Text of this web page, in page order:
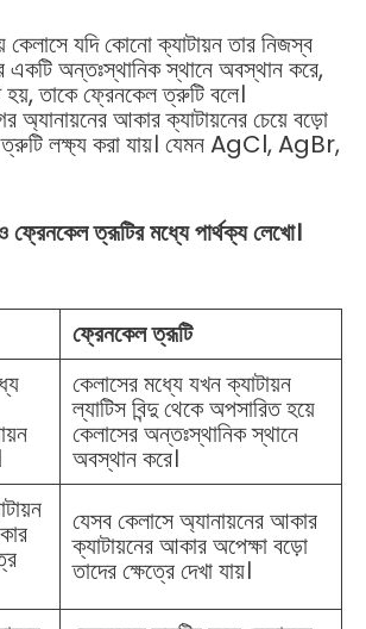
যদি কোনো ক্যাটায়ন তার নিজস্ব
একটি অন্তঃস্থানিক স্থানে অবস্থান করে,
হয়, তাকে ফ্রেনকেল ত্রুটি বলে।
অ্যানায়নের আকার ক্যাটায়নের চেয়ে বড়ো
ত্রুটি লক্ষ্য করা যায়। যেমন AgCl, AgBr,
ফ্রেনকেলত্রূটিরমধ্যেপার্থক্যলেখো।
ফ্রেনকেল ত্রূটি
কেলাসের মধ্যে যখন ক্যাটায়ন
ল্যাটিস বিন্দু থেকে অপসারিত হয়ে
কেলাসের অন্তঃস্থানিক স্থানে
অবস্থান করে।
যেসব কেলাসে অ্যানায়নের আকার
ক্যাটায়নের আকার অপেক্ষা বড়ো
তাদের ক্ষেত্রে দেখা যায়।